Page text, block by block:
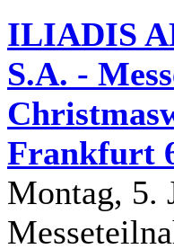
ILIADIS
S.A. -
Frankfurt
Montag, 5.